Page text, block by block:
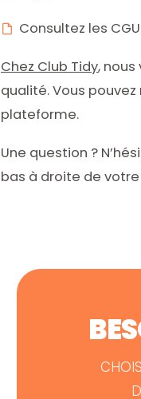
Consultez les
Chez Club Tidy,
qualité. Vous
plateforme.
Une question ?
bas à droite de